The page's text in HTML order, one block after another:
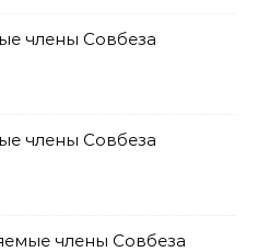
члены Совбеза
члены Совбеза
члены Совбеза